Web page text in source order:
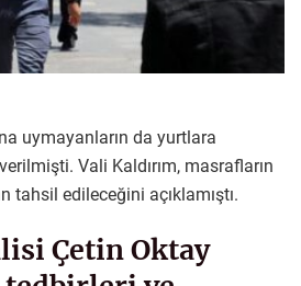
uymayanların da yurtlara
Vali Kaldırım, masrafların
tahsil edileceğini açıklamıştı.
Çetin Oktay